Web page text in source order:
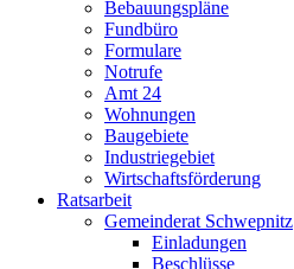
Bebauungspläne
Fundbüro
Formulare
Notrufe
Amt 24
Wohnungen
Baugebiete
Industriegebiet
Wirtschaftsförderung
Ratsarbeit
Gemeinderat Schwepnitz
Einladungen
Beschlüsse